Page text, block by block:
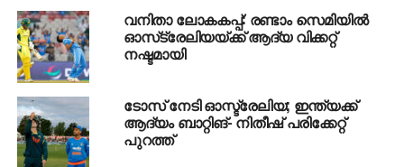
വനിതാ ലോകകപ്പ്: രണ്ടാം സെമിയില്‍
ഓസ്‌ട്രേലിയയ്ക്ക് ആദ്യ വിക്കറ്റ്
നഷ്ടമായി
ടോസ് നേടി ഓസ്ട്രേലിയ; ഇന്ത്യക്ക്
ആദ്യം ബാറ്റിങ്- നിതീഷ് പരിക്കേറ്റ്
പുറത്ത്